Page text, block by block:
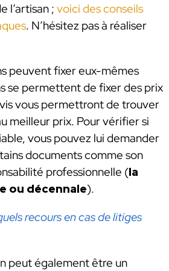
l’artisan ; voici des conseils
. N’hésitez pas à réaliser
peuvent fixer eux-mêmes
se permettent de fixer des prix
vous permettront de trouver
meilleur prix. Pour vérifier si
vous pouvez lui demander
documents comme son
professionnelle (la
ou décennale).
recours en cas de litiges
peut également être un